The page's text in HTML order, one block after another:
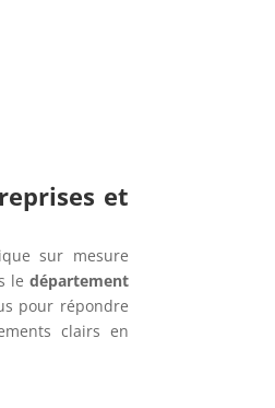
et
sur mesure
le département
pour répondre
clairs en